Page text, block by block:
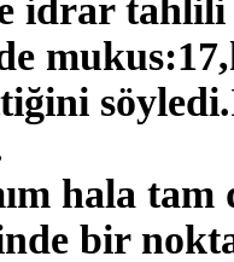
idrar tahlili
hala
bir